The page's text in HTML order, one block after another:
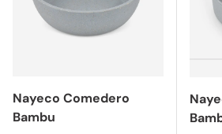
Nayeco Comedero
Bambu